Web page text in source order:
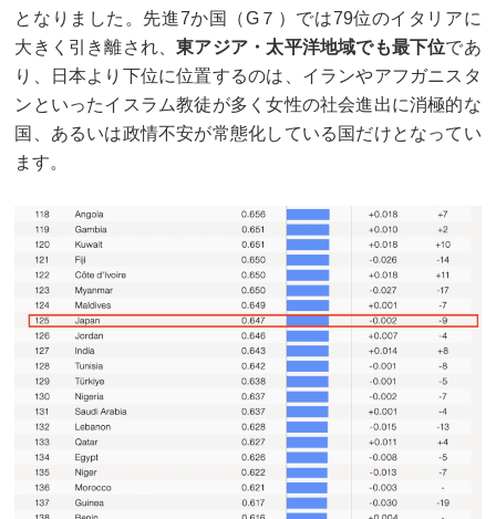
となりました。先進7か国（G７）では79位のイタリアに
大きく引き離され、東アジア・太平洋地域でも最下位であ
り、日本より下位に位置するのは、イランやアフガニスタ
ンといったイスラム教徒が多く女性の社会進出に消極的な
国、あるいは政情不安が常態化している国だけとなってい
ます。